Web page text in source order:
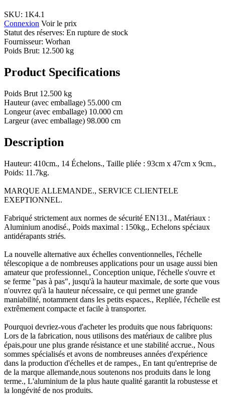
SKU: 1K4.1
Connexion Voir le prix
Statut des réserves: En rupture de stock
Fournisseur: Worhan
Poids Brut: 12.500 kg
Product Specifications
Poids Brut 12.500 kg
Hauteur (avec emballage) 55.000 cm
Longeur (avec emballage) 10.000 cm
Largeur (avec emballage) 98.000 cm
Description
Hauteur: 410cm., 14 Échelons., Taille pliée : 93cm x 47cm x 9cm.,
Poids: 11.7kg.
MARQUE ALLEMANDE., SERVICE CLIENTELE
EXEPTIONNEL.
Fabriqué strictement aux normes de sécurité EN131., Matériaux :
Aluminium anodisé., Poids maximal : 150kg., Echelons spéciaux
antidérapants striés.
La nouvelle alternative aux échelles conventionnelles, l'échelle
télescopique a de nombreuses applications pour un usage aussi bien
amateur que professionnel., Conception unique, l'échelle s'ouvre et
se ferme "pas à pas", jusqu'à la hauteur maximale, de sorte que vous
n'ouvrez qu'à la hauteur nécessaire, ce qui permet une grande
maniabilité, notamment dans les petits espaces., Repliée, l'échelle est
extrêmement compacte et facile à transporter.
Pourquoi devriez-vous d'acheter les produits que nous fabriquons:
Lors de la fabrication, nous utilisons des matériaux de calibre plus
épais,pour une plus grande résistance et une stabilité accrue., Nous
sommes spécialisés et avons de nombreuses années d'expérience
dans la production d'échelles et de rampes., En tant qu'entreprise de
de la marque allemande,nous soutenons nos produits dans le long
terme., L'aluminium de la plus haute qualité garantit la robustesse et
la longévité de nos produits.